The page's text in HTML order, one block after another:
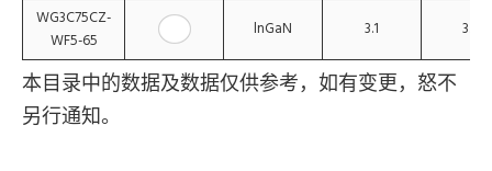
WG3C75CZ-
WF5-65
lnGaN 3.1 3.4
本目录中的数据及数据仅供参考，如有变更，怒不
另行通知。